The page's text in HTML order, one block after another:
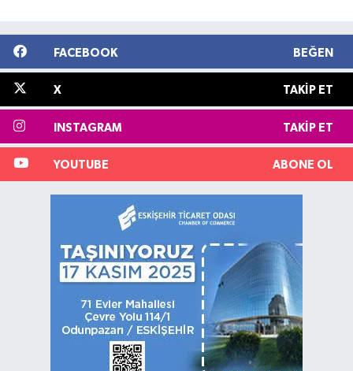
FACEBOOK BEĞEN
X TAKIP ET
INSTAGRAM TAKIP ET
YOUTUBE ABONE OL